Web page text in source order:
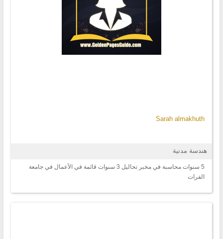
Sarah almakhuth
هندسة مدنية
5 سنوات محاسبة في مخبر تحاليل 3 سنوات قائمة في الأعمال في جامعة
الفرات